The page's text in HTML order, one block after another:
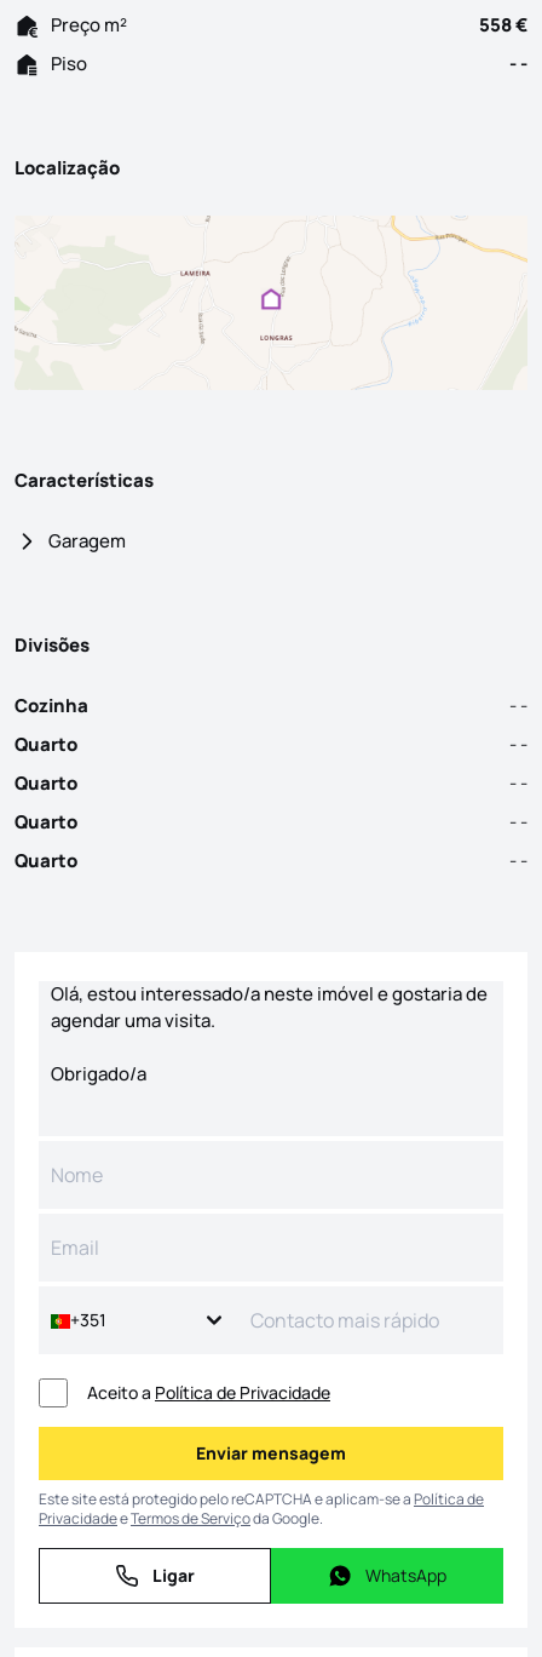
Preço m²
558 €
Piso
- -
Localização
Características
Garagem
Divisões
Cozinha
- -
Quarto
- -
Quarto
- -
Quarto
- -
Quarto
- -
+351
Aceito a Política de Privacidade
Enviar mensagem
Enviar mensagem
Este site está protegido pelo reCAPTCHA e aplicam-se aPolítica de
PrivacidadeeTermos de Serviçoda Google.
Ligar
Ligar WhatsApp
WhatsApp